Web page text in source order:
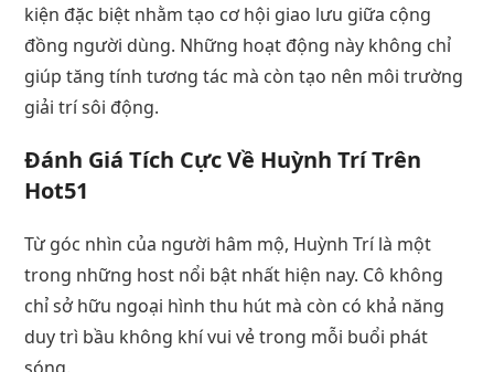
kiện đặc biệt nhằm tạo cơ hội giao lưu giữa cộng
đồng người dùng. Những hoạt động này không chỉ
giúp tăng tính tương tác mà còn tạo nên môi trường
giải trí sôi động.
Đánh Giá Tích Cực Về Huỳnh Trí Trên
Hot51
Từ góc nhìn của người hâm mộ, Huỳnh Trí là một
trong những host nổi bật nhất hiện nay. Cô không
chỉ sở hữu ngoại hình thu hút mà còn có khả năng
duy trì bầu không khí vui vẻ trong mỗi buổi phát